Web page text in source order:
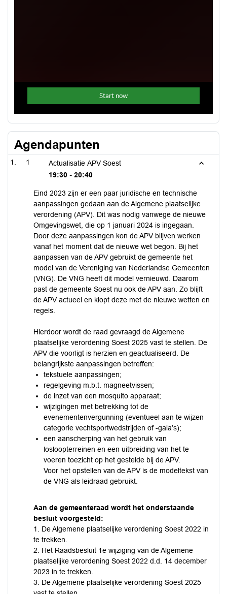
Agendapunten
1
Actualisatie APV Soest
19:30 - 20:40
Eind 2023 zijn er een paar juridische en technische
aanpassingen gedaan aan de Algemene plaatselijke
verordening (APV). Dit was nodig vanwege de nieuwe
Omgevingswet, die op 1 januari 2024 is ingegaan.
Door deze aanpassingen kon de APV blijven werken
vanaf het moment dat de nieuwe wet begon. Bij het
aanpassen van de APV gebruikt de gemeente het
model van de Vereniging van Nederlandse Gemeenten
(VNG). De VNG heeft dit model vernieuwd. Daarom
past de gemeente Soest nu ook de APV aan. Zo blijft
de APV actueel en klopt deze met de nieuwe wetten en
regels.
Hierdoor wordt de raad gevraagd de Algemene
plaatselijke verordening Soest 2025 vast te stellen. De
APV die voorligt is herzien en geactualiseerd. De
belangrijkste aanpassingen betreffen:
tekstuele aanpassingen;
regelgeving m.b.t. magneetvissen;
de inzet van een mosquito apparaat;
wijzigingen met betrekking tot de
evenementenvergunning (eventueel aan te wijzen
categorie vechtsportwedstrijden of -gala’s);
een aanscherping van het gebruik van
losloopterreinen en een uitbreiding van het te
voeren toezicht op het gestelde bij de APV.
Voor het opstellen van de APV is de modeltekst van
de VNG als leidraad gebruikt.
Aan de gemeenteraad wordt het onderstaande
besluit voorgesteld:
1. De Algemene plaatselijke verordening Soest 2022 in
te trekken.
2. Het Raadsbesluit 1e wijziging van de Algemene
plaatselijke verordening Soest 2022 d.d. 14 december
2023 in te trekken.
3. De Algemene plaatselijke verordening Soest 2025